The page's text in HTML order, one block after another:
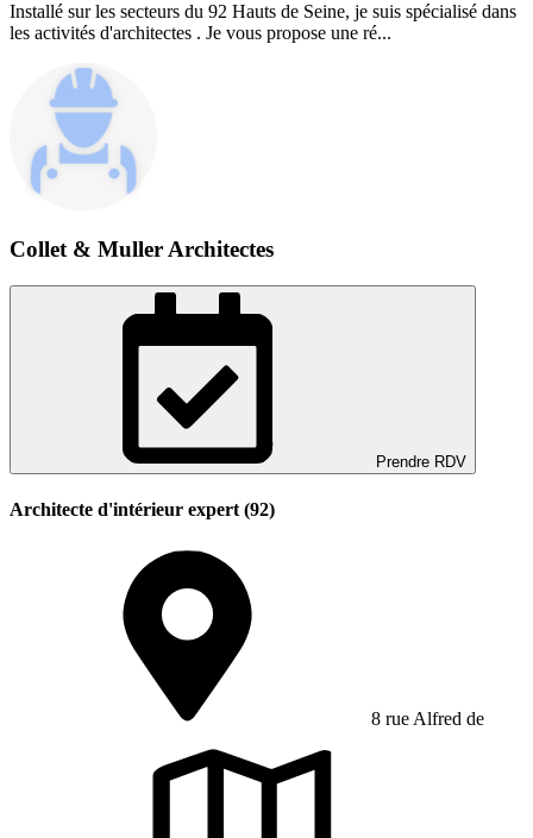
Installé sur les secteurs du 92 Hauts de Seine, je suis spécialisé dans
les activités d'architectes . Je vous propose une ré...
Collet & Muller Architectes
Prendre RDV
Architecte d'intérieur expert (92)
8 rue Alfred de